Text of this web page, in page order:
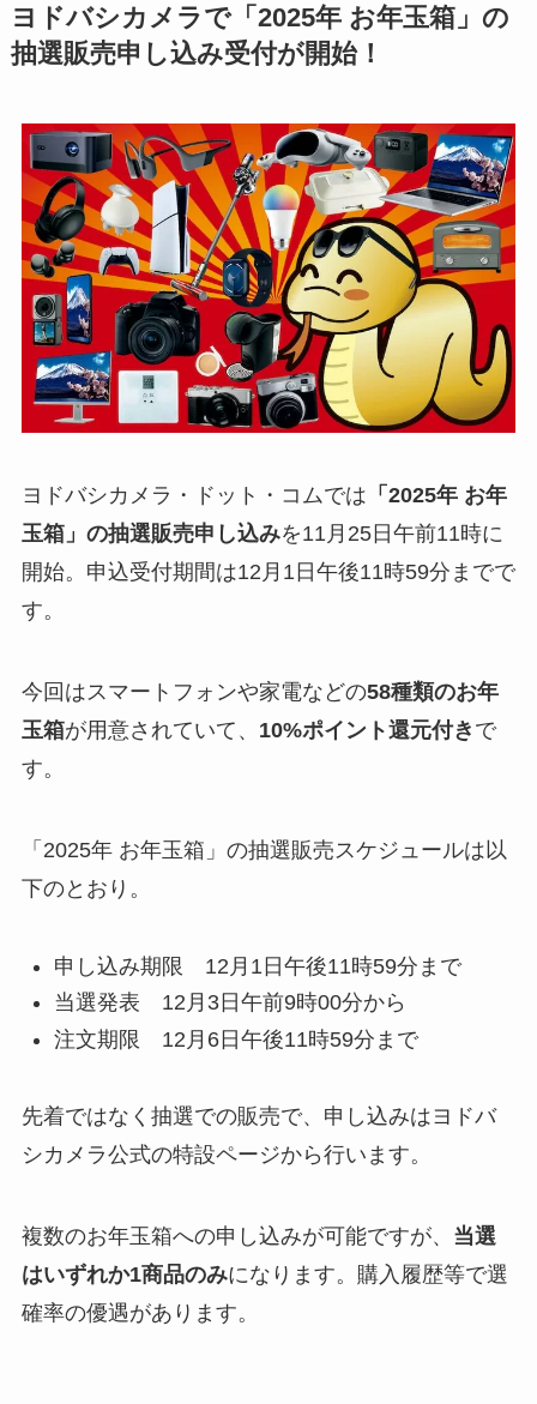
ヨドバシカメラで「2025年 お年玉箱」の
抽選販売申し込み受付が開始！
ヨドバシカメラ・ドット・コムでは 「2025年 お年
玉箱」の抽選販売申し込みを11月25日午前11時に
開始。申込受付期間は12月1日午後11時59分までで
す。
今回はスマートフォンや家電などの58種類のお年
玉箱が用意されていて、 10%ポイント還元付き で
す。
「2025年 お年玉箱」の抽選販売スケジュールは以
下のとおり。
申し込み期限 12月1日午後11時59分まで
当選発表 12月3日午前9時00分から
注文期限 12月6日午後11時59分まで
先着ではなく抽選での販売で、申し込みはヨドバ
シカメラ公式の特設ページから行います。
複数のお年玉箱への申し込みが可能ですが、 当選
はいずれか1商品のみになります。購入履歴等で選
確率の優遇があります。